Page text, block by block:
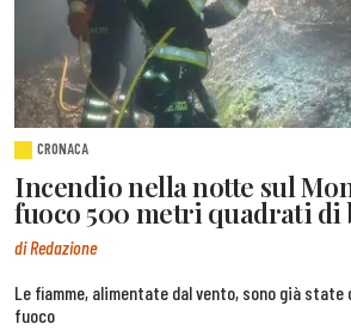
CRONACA
Incendio nella notte sul
fuoco 500 metri quadrati di
di Redazione
Le fiamme, alimentate dal vento, sono già state
fuoco